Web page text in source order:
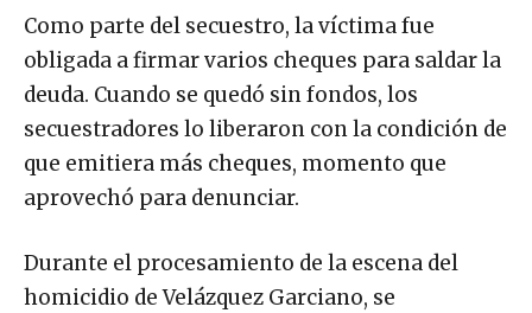
Como parte del secuestro, la víctima fue
obligada a firmar varios cheques para saldar la
deuda. Cuando se quedó sin fondos, los
secuestradores lo liberaron con la condición de
que emitiera más cheques, momento que
aprovechó para denunciar.
Durante el procesamiento de la escena del
homicidio de Velázquez Garciano, se